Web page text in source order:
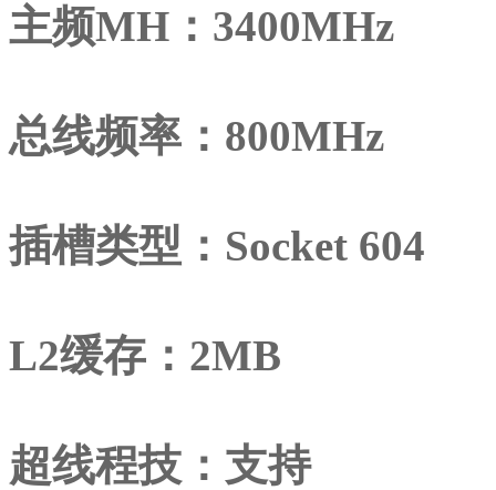
主频MH：3400MHz
总线频率：800MHz
插槽类型：Socket 604
L2缓存：2MB
超线程技：支持